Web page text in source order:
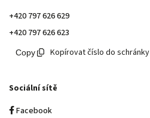
+420 797 626 629
+420 797 626 623
Kopírovat číslo do schránky
Sociální sítě
Facebook